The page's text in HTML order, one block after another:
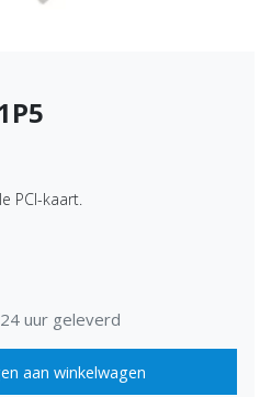
PCI-kaart.
uur geleverd
aan winkelwagen